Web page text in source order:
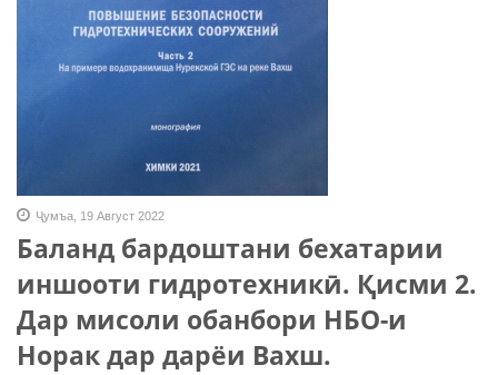
Ҷумъа, 19 Август 2022
Баланд бардоштани бехатарии
иншооти гидротехникӣ. Қисми 2.
Дар мисоли обанбори НБО-и
Норак дар дарёи Вахш.